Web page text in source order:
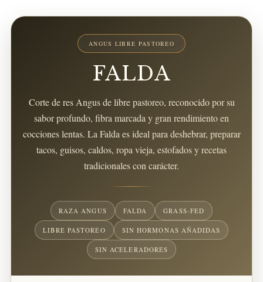
ANGUS LIBRE PASTOREO
FALDA
Corte de res Angus de libre pastoreo, reconocido por su
sabor profundo, fibra marcada y gran rendimiento en
cocciones lentas. La Falda es ideal para deshebrar, preparar
tacos, guisos, caldos, ropa vieja, estofados y recetas
tradicionales con carácter.
RAZA ANGUS FALDA GRASS-FED
LIBRE PASTOREO SIN HORMONAS AÑADIDAS
SIN ACELERADORES